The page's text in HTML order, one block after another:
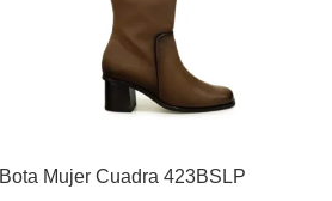
Bota Mujer Cuadra 423BSLP